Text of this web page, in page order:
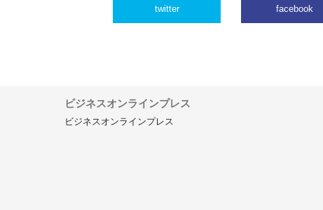
twitter facebook
ビジネスオンラインプレス
ビジネスオンラインプレス